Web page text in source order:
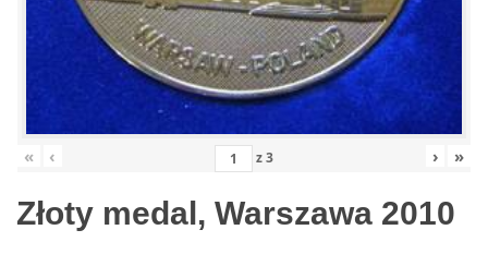
« ‹ z3 › »
Złoty medal, Warszawa 2010